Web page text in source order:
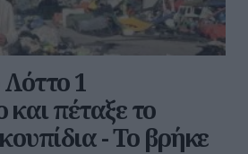
1
και πέταξε το
- Το βρήκε